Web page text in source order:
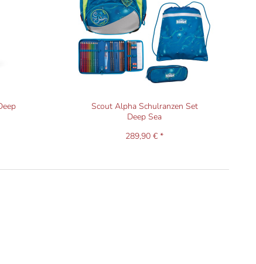
Scout Alpha Schulranzen Set
Deep Sea
289,90 € *